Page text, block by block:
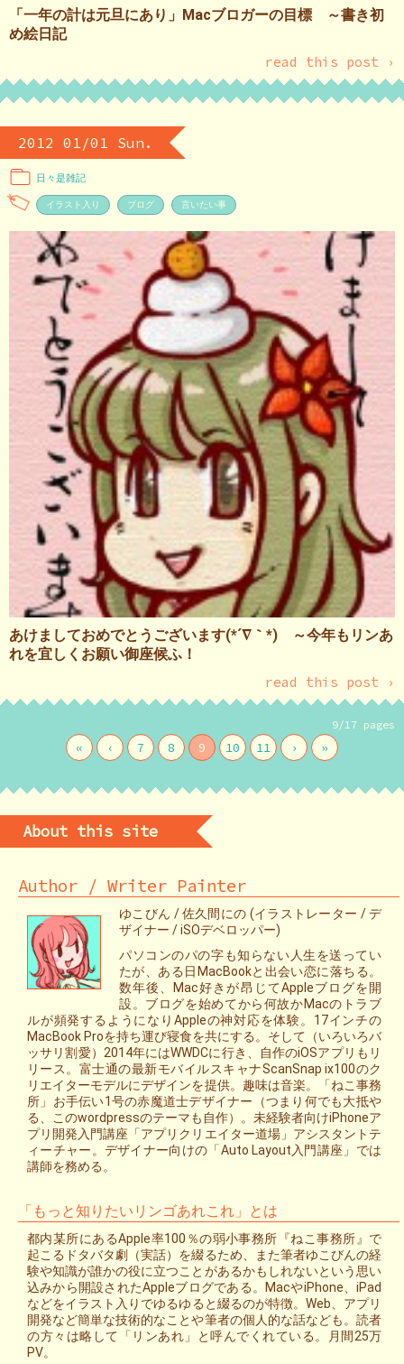
「一年の計は元旦にあり」Macブロガーの目標 ～書き初
め絵日記
read this post ›
2012 01/01 Sun.
日々是雑記
イラスト入り ブログ 言いたい事
あけましておめでとうございます(*´∇｀*) ～今年もリンあ
れを宜しくお願い御座候ふ！
read this post ›
9/17 pages
« ‹ 7 8 9 10 11 › »
About this site
Author / Writer Painter
ゆこびん / 佐久間にの (イラストレーター / デ
ザイナー / iSOデベロッパー)
パソコンのパの字も知らない人生を送ってい
たが、ある日MacBookと出会い恋に落ちる。
数年後、Mac好きが昂じてAppleブログを開
設。ブログを始めてから何故かMacのトラブ
ルが頻発するようになりAppleの神対応を体験。17インチの
MacBook Proを持ち運び寝食を共にする。そして（いろいろバ
ッサリ割愛）2014年にはWWDCに行き、自作のiOSアプリもリ
リース。富士通の最新モバイルスキャナScanSnap ix100のク
リエイターモデルにデザインを提供。趣味は音楽。「ねこ事務
所」お手伝い1号の赤魔道士デザイナー（つまり何でも大抵や
る、このwordpressのテーマも自作）。未経験者向けiPhoneア
プリ開発入門講座「アプリクリエイター道場」アシスタントテ
ィーチャー。デザイナー向けの「Auto Layout入門講座」では
講師を務める。
「もっと知りたいリンゴあれこれ」とは
都内某所にあるApple率100％の弱小事務所『ねこ事務所』で
起こるドタバタ劇（実話）を綴るため、また筆者ゆこびんの経
験や知識が誰かの役に立つことがあるかもしれないという思い
込みから開設されたAppleブログである。MacやiPhone、iPad
などをイラスト入りでゆるゆると綴るのが特徴。Web、アプリ
開発など簡単な技術的なことや筆者の個人的な話なども。読者
の方々は略して「リンあれ」と呼んでくれている。月間25万
PV。